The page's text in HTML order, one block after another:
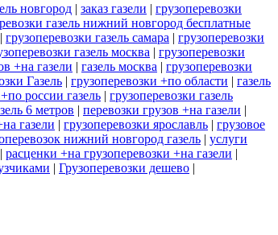
новгород | заказ газели | грузоперевозки
газель нижний новгород бесплатные
| грузоперевозки газель самара | грузоперевозки
газель москва | грузоперевозки
+на газели | газель москва | грузоперевозки
Газель | грузоперевозки +по области | газель
россии газель | грузоперевозки газель
6 метров | перевозки грузов +на газели |
газели | грузоперевозки ярославль | грузовое
нижний новгород газель | услуги
| расценки +на грузоперевозки +на газели |
| Грузоперевозки дешево |